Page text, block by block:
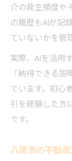
介の発生頻度や
の履歴もAIが記
ていないかを管
実際、AIを活用
「納得できる
ています。初心
引を経験した方
です。
八尾市の不動